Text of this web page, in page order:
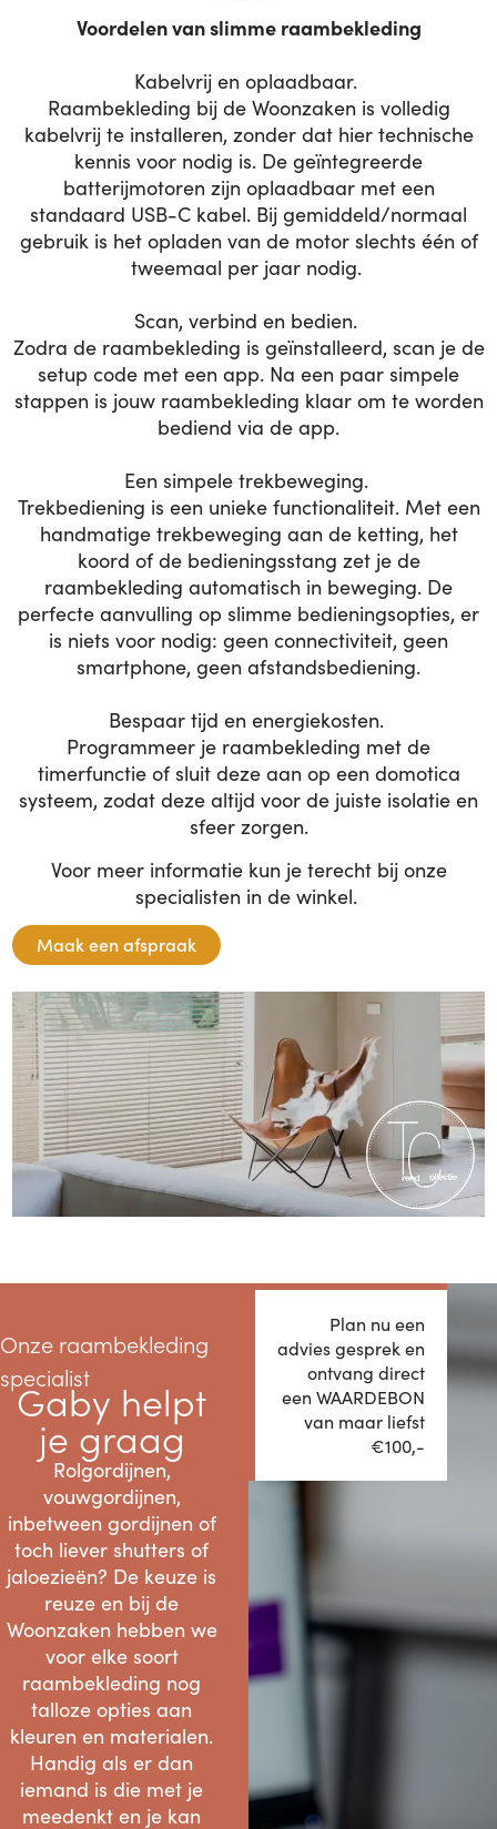
Voordelen van slimme raambekleding
Kabelvrij en oplaadbaar.
Raambekleding bij de Woonzaken is volledig
kabelvrij te installeren, zonder dat hier technische
kennis voor nodig is. De geïntegreerde
batterijmotoren zijn oplaadbaar met een
standaard USB-C kabel. Bij gemiddeld/normaal
gebruik is het opladen van de motor slechts één of
tweemaal per jaar nodig.
Scan, verbind en bedien.
Zodra de raambekleding is geïnstalleerd, scan je de
setup code met een app. Na een paar simpele
stappen is jouw raambekleding klaar om te worden
bediend via de app.
Een simpele trekbeweging.
Trekbediening is een unieke functionaliteit. Met een
handmatige trekbeweging aan de ketting, het
koord of de bedieningsstang zet je de
raambekleding automatisch in beweging. De
perfecte aanvulling op slimme bedieningsopties, er
is niets voor nodig: geen connectiviteit, geen
smartphone, geen afstandsbediening.
Bespaar tijd en energiekosten.
Programmeer je raambekleding met de
timerfunctie of sluit deze aan op een domotica
systeem, zodat deze altijd voor de juiste isolatie en
sfeer zorgen.
Voor meer informatie kun je terecht bij onze
specialisten in de winkel.
Maak een afspraak
Onze raambekleding
specialist
Gaby helpt
je graag
Rolgordijnen,
vouwgordijnen,
inbetween gordijnen of
toch liever shutters of
jaloezieën? De keuze is
reuze en bij de
Woonzaken hebben we
voor elke soort
raambekleding nog
talloze opties aan
kleuren en materialen.
Handig als er dan
iemand is die met je
meedenkt en je kan
Plan nu een
advies gesprek en
ontvang direct
een WAARDEBON
van maar liefst
€100,-